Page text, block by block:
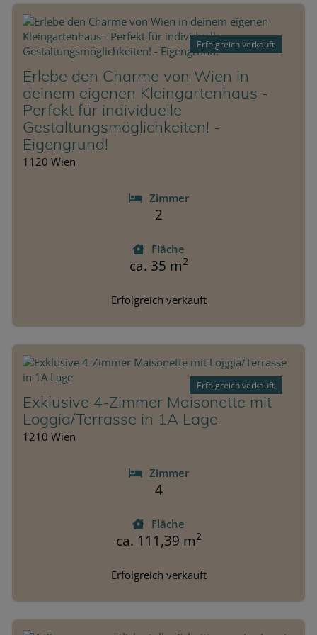
Erfolgreich verkauft
Erlebe den Charme von Wien in
deinem eigenen Kleingartenhaus -
Perfekt für individuelle
Gestaltungsmöglichkeiten! -
Eigengrund!
1120 Wien
Zimmer
2
Fläche
ca. 35 m2
Erfolgreich verkauft
Erfolgreich verkauft
Exklusive 4-Zimmer Maisonette mit
Loggia/Terrasse in 1A Lage
1210 Wien
Zimmer
4
Fläche
ca. 111,39 m2
Erfolgreich verkauft